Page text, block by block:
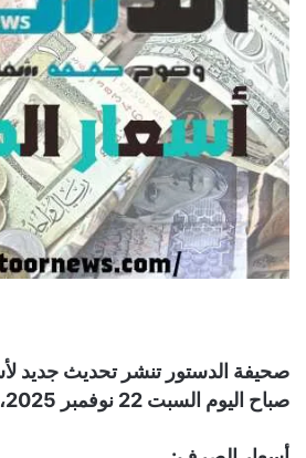
صحيفة الدستور تنشر تحديث جديد
صباح اليوم السبت 22 نوفمبر 2025، في عدن وصنعاء.